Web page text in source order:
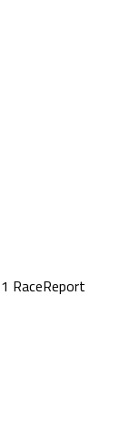
RaceReport